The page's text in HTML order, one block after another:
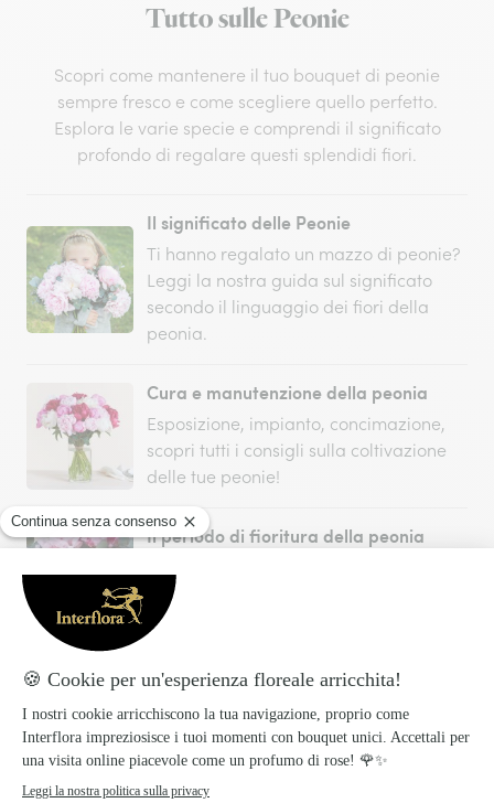
Tutto sulle Peonie
Scopri come mantenere il tuo bouquet di peonie
sempre fresco e come scegliere quello perfetto.
Esplora le varie specie e comprendi il significato
profondo di regalare questi splendidi fiori.
Il significato delle Peonie
Ti hanno regalato un mazzo di peonie?
Leggi la nostra guida sul significato
secondo il linguaggio dei fiori della
peonia.
Cura e manutenzione della peonia
Esposizione, impianto, concimazione,
scopri tutti i consigli sulla coltivazione
delle tue peonie!
Il periodo di fioritura della peonia
sulla stagione delle peonie, come i
periodi di fioritura e potatura.
I segreti della peonia bianca
Scopri tutto quello che c’è da sapere
sulla peonia bianca. Il colore, il
significato, la tipologia, la cura e tanto
altro ancora.